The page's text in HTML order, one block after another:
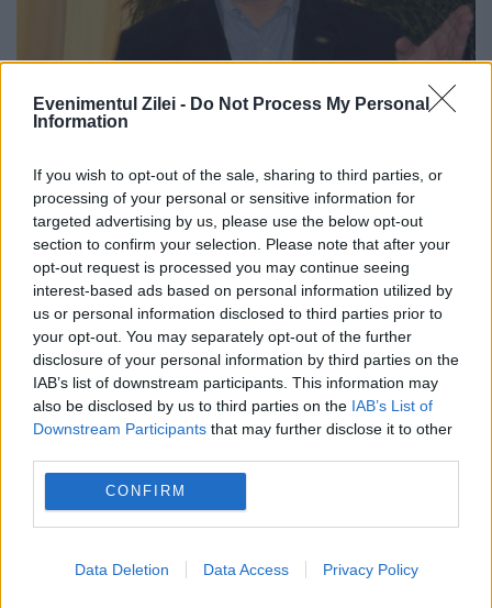
Evenimentul Zilei - Do Not Process My Personal
Information
If you wish to opt-out of the sale, sharing to third parties, or
processing of your personal or sensitive information for
targeted advertising by us, please use the below opt-out
section to confirm your selection. Please note that after your
opt-out request is processed you may continue seeing
interest-based ads based on personal information utilized by
us or personal information disclosed to third parties prior to
your opt-out. You may separately opt-out of the further
disclosure of your personal information by third parties on the
IAB’s list of downstream participants. This information may
also be disclosed by us to third parties on the IAB’s List of
Downstream Participants that may further disclose it to other
CONFIRM
Data Deletion Data Access Privacy Policy
Șaguna, AUREL PAPARI, reținut pentru
ȘANTAJ
1 IULIE 2017
Polițiștii constănțeni l-au reținut pe Aurel
Papari, președintele Universității Andrei
Șaguna, din Constanța, după un flagrant în
timpul căruia a primit bani de la o studentă
pentru a-i condiționa susținerea...